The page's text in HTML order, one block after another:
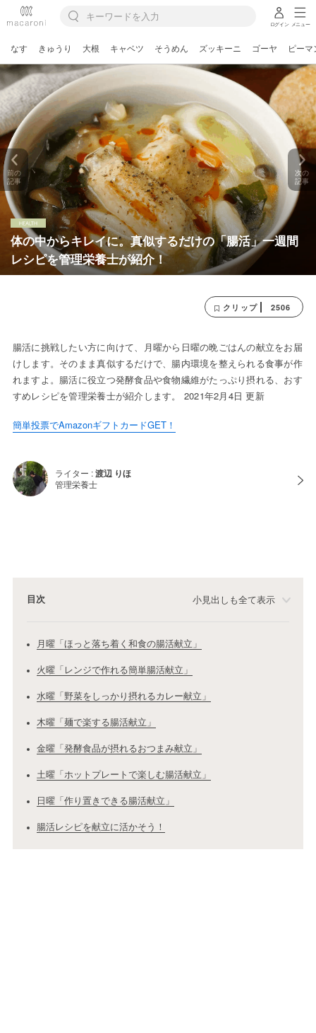
ログイン メニュー
なす きゅうり 大根 キャベツ そうめん ズッキーニ ゴーヤ ピーマ
体の中からキレイに。真似するだけの「腸活」一週間
レシピを管理栄養士が紹介！
前の
記事
次の
記事
クリップ 2506
腸活に挑戦したい方に向けて、月曜から日曜の晩ごはんの献立をお届
けします。そのまま真似するだけで、腸内環境を整えられる食事が作
れますよ。腸活に役立つ発酵食品や食物繊維がたっぷり摂れる、おす
すめレシピを管理栄養士が紹介します。 2021年2月4日 更新
簡単投票でAmazonギフトカードGET！
ライター :渡辺 りほ
管理栄養士
目次 小見出しも全て表示
月曜「ほっと落ち着く和食の腸活献立」
火曜「レンジで作れる簡単腸活献立」
水曜「野菜をしっかり摂れるカレー献立」
木曜「麺で楽する腸活献立」
金曜「発酵食品が摂れるおつまみ献立」
土曜「ホットプレートで楽しむ腸活献立」
日曜「作り置きできる腸活献立」
腸活レシピを献立に活かそう！